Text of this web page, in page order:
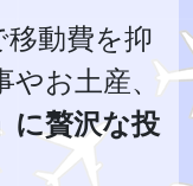
移動費を抑
お土産、
に贅沢な投